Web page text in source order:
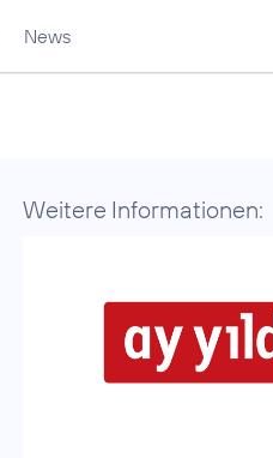
News
Weitere Informationen: